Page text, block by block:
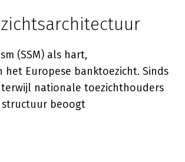
(SSM) als hart,
Europese banktoezicht. Sinds
nationale toezichthouders
structuur beoogt